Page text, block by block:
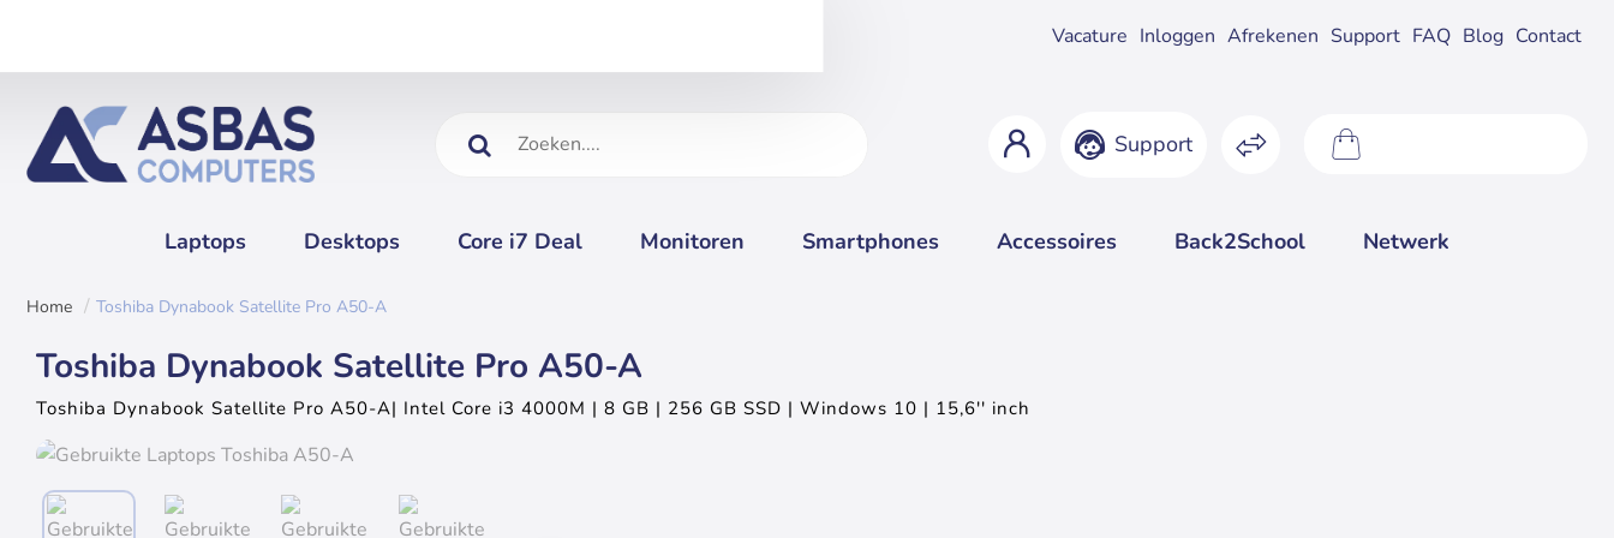
Vacature Inloggen Afrekenen Support FAQ Blog Contact
Zoeken.... Support
Laptops Desktops Core i7 Deal Monitoren Smartphones Accessoires Back2School Netwerk
Toshiba Dynabook Satellite Pro A50-A
Toshiba Dynabook Satellite Pro A50-A
Toshiba Dynabook Satellite Pro A50-A| Intel Core i3 4000M | 8 GB | 256 GB SSD | Windows 10 | 15,6'' inch
Uitverkocht